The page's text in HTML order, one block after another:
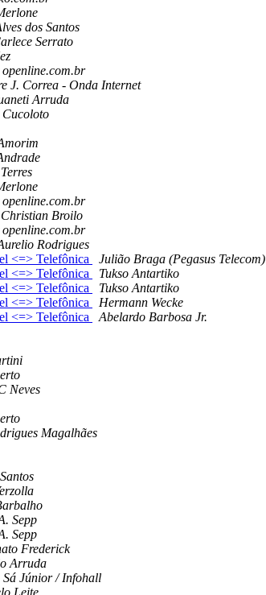
dos Santos
Serrato
J. Correa - Onda Internet
Arruda
Cucoloto
Broilo
Rodrigues
<=> Telefônica
Julião Braga (Pegasus Telecom)
<=> Telefônica
Tukso Antartiko
<=> Telefônica
Tukso Antartiko
<=> Telefônica
Hermann Wecke
<=> Telefônica
Abelardo Barbosa Jr.
Neves
Magalhães
Sepp
Sepp
Frederick
Arruda
Sá Júnior / Infohall